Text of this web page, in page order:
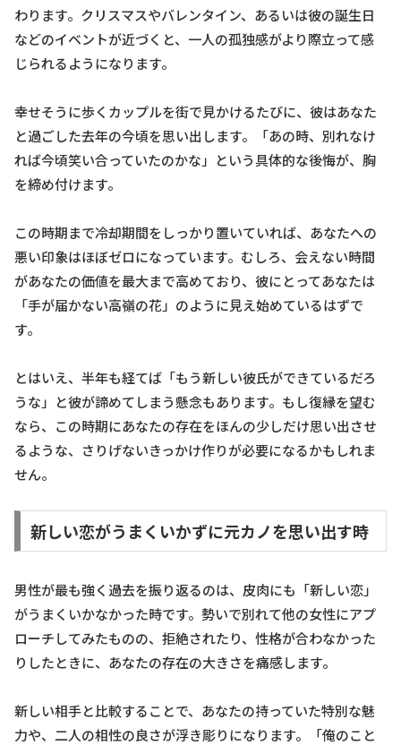
わります。クリスマスやバレンタイン、あるいは彼の誕生日
などのイベントが近づくと、一人の孤独感がより際立って感
じられるようになります。
幸せそうに歩くカップルを街で見かけるたびに、彼はあなた
と過ごした去年の今頃を思い出します。「あの時、別れなけ
れば今頃笑い合っていたのかな」という具体的な後悔が、胸
を締め付けます。
この時期まで冷却期間をしっかり置いていれば、あなたへの
悪い印象はほぼゼロになっています。むしろ、会えない時間
があなたの価値を最大まで高めており、彼にとってあなたは
「手が届かない高嶺の花」のように見え始めているはずで
す。
とはいえ、半年も経てば「もう新しい彼氏ができているだろ
うな」と彼が諦めてしまう懸念もあります。もし復縁を望む
なら、この時期にあなたの存在をほんの少しだけ思い出させ
るような、さりげないきっかけ作りが必要になるかもしれま
せん。
新しい恋がうまくいかずに元カノを思い出す時
男性が最も強く過去を振り返るのは、皮肉にも「新しい恋」
がうまくいかなかった時です。勢いで別れて他の女性にアプ
ローチしてみたものの、拒絶されたり、性格が合わなかった
りしたときに、あなたの存在の大きさを痛感します。
新しい相手と比較することで、あなたの持っていた特別な魅
力や、二人の相性の良さが浮き彫りになります。「俺のこと